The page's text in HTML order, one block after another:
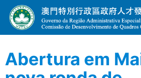
Abertura em